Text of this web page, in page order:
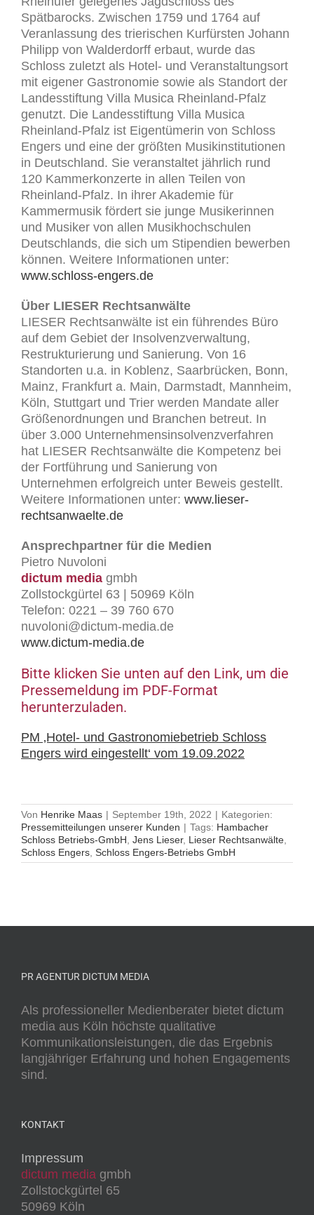
Spätbarocks. Zwischen 1759 und 1764 auf
Veranlassung des trierischen Kurfürsten Johann
Philipp von Walderdorff erbaut, wurde das
Schloss zuletzt als Hotel- und Veranstaltungsort
mit eigener Gastronomie sowie als Standort der
Landesstiftung Villa Musica Rheinland-Pfalz
genutzt. Die Landesstiftung Villa Musica
Rheinland-Pfalz ist Eigentümerin von Schloss
Engers und eine der größten Musikinstitutionen
in Deutschland. Sie veranstaltet jährlich rund
120 Kammerkonzerte in allen Teilen von
Rheinland-Pfalz. In ihrer Akademie für
Kammermusik fördert sie junge Musikerinnen
und Musiker von allen Musikhochschulen
Deutschlands, die sich um Stipendien bewerben
können. Weitere Informationen unter:
www.schloss-engers.de
Über LIESER Rechtsanwälte
LIESER Rechtsanwälte ist ein führendes Büro
auf dem Gebiet der Insolvenzverwaltung,
Restrukturierung und Sanierung. Von 16
Standorten u.a. in Koblenz, Saarbrücken, Bonn,
Mainz, Frankfurt a. Main, Darmstadt, Mannheim,
Köln, Stuttgart und Trier werden Mandate aller
Größenordnungen und Branchen betreut. In
über 3.000 Unternehmensinsolvenzverfahren
hat LIESER Rechtsanwälte die Kompetenz bei
der Fortführung und Sanierung von
Unternehmen erfolgreich unter Beweis gestellt.
Weitere Informationen unter: www.lieser-
rechtsanwaelte.de
Ansprechpartner für die Medien
Pietro Nuvoloni
dictum media gmbh
Zollstockgürtel 63 | 50969 Köln
Telefon: 0221 – 39 760 670
nuvoloni@dictum-media.de
www.dictum-media.de
Bitte klicken Sie unten auf den Link, um die
Pressemeldung im PDF-Format
herunterzuladen.
PM ‚Hotel- und Gastronomiebetrieb Schloss
Engers wird eingestellt‘ vom 19.09.2022
Von Henrike Maas | September 19th, 2022 | Kategorien:
Pressemitteilungen unserer Kunden | Tags: Hambacher
Schloss Betriebs-GmbH, Jens Lieser, Lieser Rechtsanwälte,
Schloss Engers, Schloss Engers-Betriebs GmbH
PR AGENTUR DICTUM MEDIA
Als professioneller Medienberater bietet dictum
media aus Köln höchste qualitative
Kommunikationsleistungen, die das Ergebnis
langjähriger Erfahrung und hohen Engagements
sind.
KONTAKT
Impressum
dictum media gmbh
Zollstockgürtel 65
50969 Köln